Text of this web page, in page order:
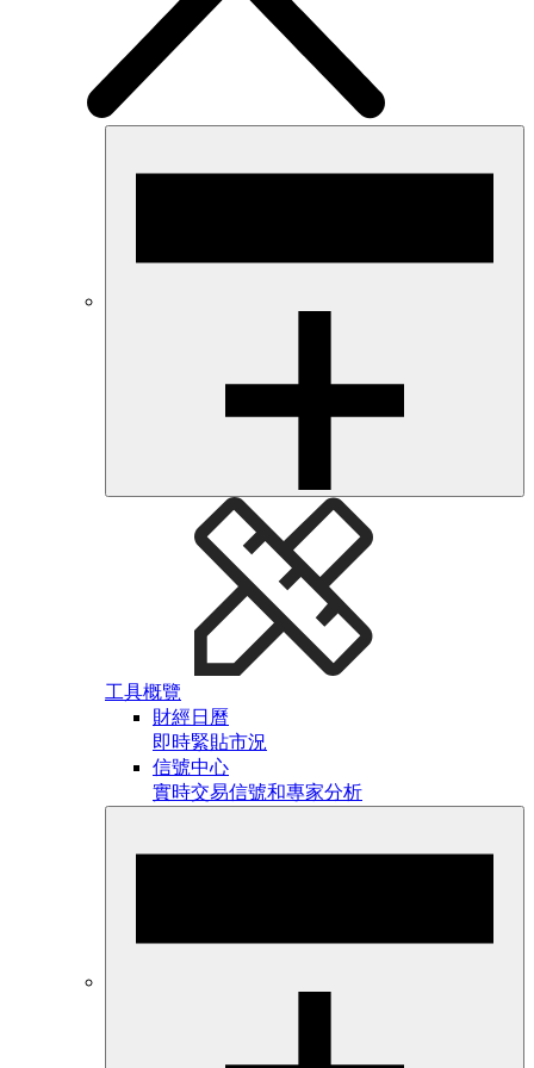
工具概覽
財經日曆
即時緊貼市況
信號中心
實時交易信號和專家分析